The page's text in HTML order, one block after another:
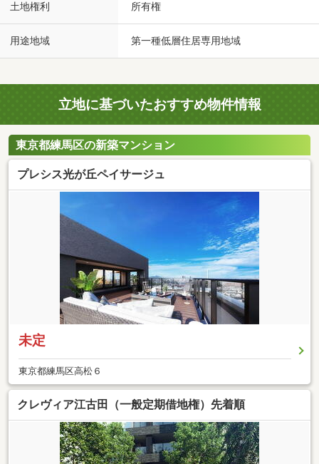
土地権利 所有権
用途地域 第一種低層住居専用地域
立地に基づいたおすすめ物件情報
東京都練馬区の新築マンション
プレシス光が丘ペイサージュ
未定
東京都練馬区高松６
クレヴィア江古田（一般定期借地権）先着順